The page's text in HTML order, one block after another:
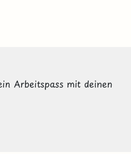
Arbeitspass mit deinen